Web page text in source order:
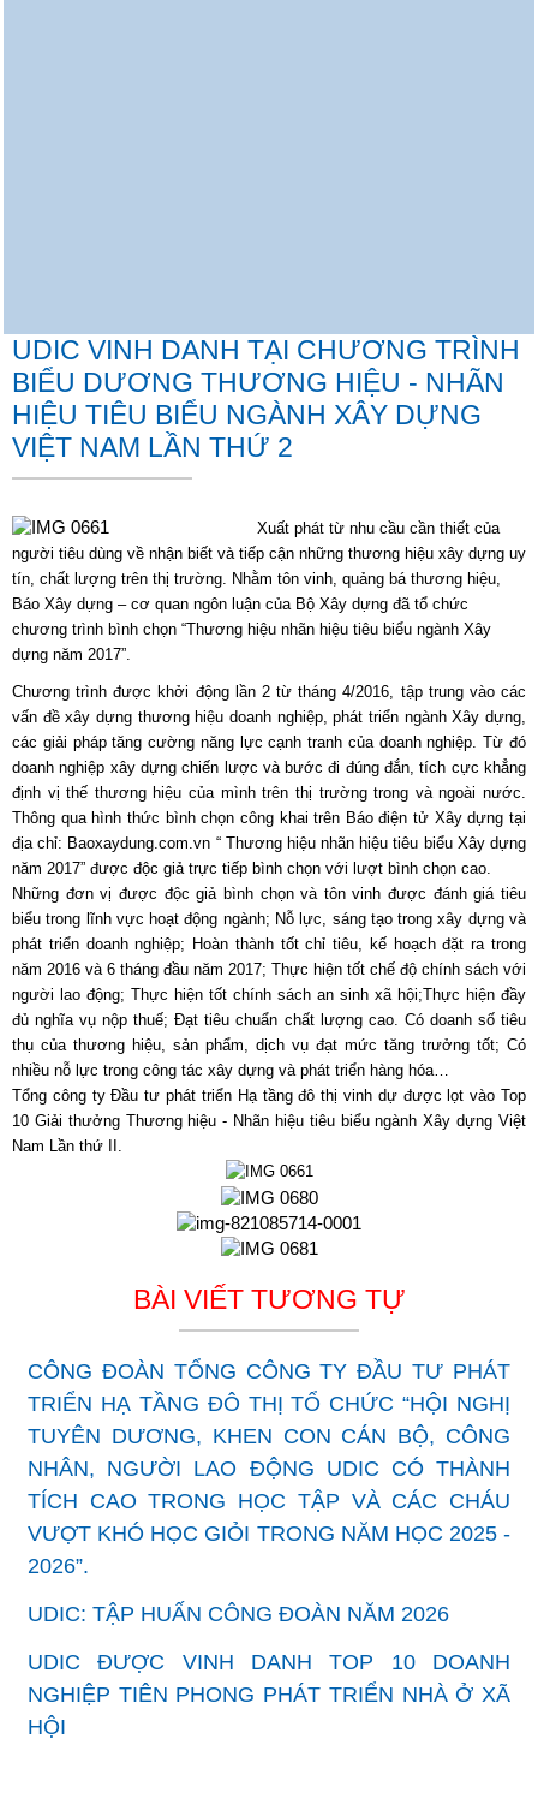
UDIC VINH DANH TẠI CHƯƠNG TRÌNH
BIỂU DƯƠNG THƯƠNG HIỆU - NHÃN
HIỆU TIÊU BIỂU NGÀNH XÂY DỰNG
VIỆT NAM LẦN THỨ 2
Xuất phát từ nhu cầu cần thiết của
người tiêu dùng về nhận biết và tiếp cận những thương hiệu xây dựng uy
tín, chất lượng trên thị trường. Nhằm tôn vinh, quảng bá thương hiệu,
Báo Xây dựng – cơ quan ngôn luận của Bộ Xây dựng đã tổ chức
chương trình bình chọn “Thương hiệu nhãn hiệu tiêu biểu ngành Xây
dựng năm 2017”.
Chương trình được khởi động lần 2 từ tháng 4/2016, tập trung vào các
vấn đề xây dựng thương hiệu doanh nghiệp, phát triển ngành Xây dựng,
các giải pháp tăng cường năng lực cạnh tranh của doanh nghiệp. Từ đó
doanh nghiệp xây dựng chiến lược và bước đi đúng đắn, tích cực khẳng
định vị thế thương hiệu của mình trên thị trường trong và ngoài nước.
Thông qua hình thức bình chọn công khai trên Báo điện tử Xây dựng tại
địa chỉ: Baoxaydung.com.vn “ Thương hiệu nhãn hiệu tiêu biểu Xây dựng
năm 2017” được độc giả trực tiếp bình chọn với lượt bình chọn cao.
Những đơn vị được độc giả bình chọn và tôn vinh được đánh giá tiêu
biểu trong lĩnh vực hoạt động ngành; Nỗ lực, sáng tạo trong xây dựng và
phát triển doanh nghiệp; Hoàn thành tốt chỉ tiêu, kế hoạch đặt ra trong
năm 2016 và 6 tháng đầu năm 2017; Thực hiện tốt chế độ chính sách với
người lao động; Thực hiện tốt chính sách an sinh xã hội;Thực hiện đầy
đủ nghĩa vụ nộp thuế; Đạt tiêu chuẩn chất lượng cao. Có doanh số tiêu
thụ của thương hiệu, sản phẩm, dịch vụ đạt mức tăng trưởng tốt; Có
nhiều nỗ lực trong công tác xây dựng và phát triển hàng hóa…
Tổng công ty Đầu tư phát triển Hạ tầng đô thị vinh dự được lọt vào Top
10 Giải thưởng Thương hiệu - Nhãn hiệu tiêu biểu ngành Xây dựng Việt
Nam Lần thứ II.
BÀI VIẾT TƯƠNG TỰ
CÔNG ĐOÀN TỔNG CÔNG TY ĐẦU TƯ PHÁT
TRIỂN HẠ TẦNG ĐÔ THỊ TỔ CHỨC “HỘI NGHỊ
TUYÊN DƯƠNG, KHEN CON CÁN BỘ, CÔNG
NHÂN, NGƯỜI LAO ĐỘNG UDIC CÓ THÀNH
TÍCH CAO TRONG HỌC TẬP VÀ CÁC CHÁU
VƯỢT KHÓ HỌC GIỎI TRONG NĂM HỌC 2025 -
2026”.
UDIC: TẬP HUẤN CÔNG ĐOÀN NĂM 2026
UDIC ĐƯỢC VINH DANH TOP 10 DOANH
NGHIỆP TIÊN PHONG PHÁT TRIỂN NHÀ Ở XÃ
HỘI